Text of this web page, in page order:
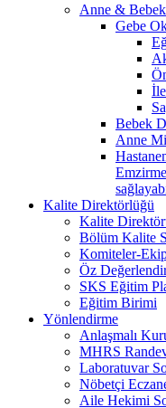
Anne & Bebek
Gebe
Bebek
Anne
Kalite Direktörlüğü
Kalite
Bölüm Kalite
Komiteler-
Öz
SKS Eğitim
Eğitim Birimi
Yönlendirme
Anlaşmalı
MHRS
Laboratuvar
Nöbetçi
Aile Hekimi